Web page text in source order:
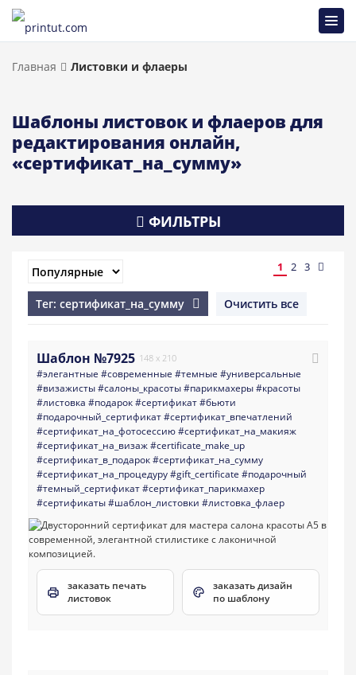
Главная Листовки и флаеры
Шаблоны листовок и флаеров для
редактирования онлайн,
«сертификат_на_сумму»
ФИЛЬТРЫ
1 2 3
Тег: сертификат_на_сумму Очистить все
Шаблон №7925 148 x 210
#элегантные #современные #темные #универсальные
#визажисты#салоны_красоты#парикмахеры#красоты
#листовка #подарок#сертификат#бьюти
#подарочный_сертификат#сертификат_впечатлений
#сертификат_на_фотосессию#сертификат_на_макияж
#сертификат_на_визаж#certificate_make_up
#сертификат_в_подарок#сертификат_на_сумму
#сертификат_на_процедуру#gift_certificate #подарочный
#темный_сертификат#сертификат_парикмахер
#сертификаты#шаблон_листовки #листовка_флаер
заказать печать
листовок
заказать дизайн
по шаблону